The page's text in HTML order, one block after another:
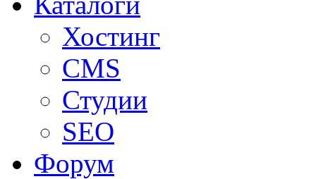
Хостинг
CMS
Студии
SEO
Форум